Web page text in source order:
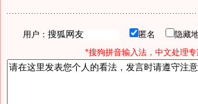
用户： 匿名 隐藏
*搜狗拼音输入法，中文处理专